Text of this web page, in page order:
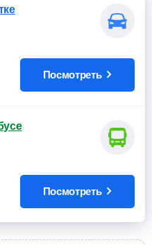
Посмотреть
Посмотреть